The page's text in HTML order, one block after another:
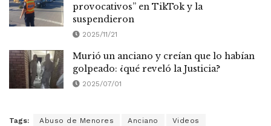
provocativos” en TikTok y la
suspendieron
2025/11/21
Murió un anciano y creían que lo habían
golpeado: ¿qué reveló la Justicia?
2025/07/01
Tags: Abuso de Menores Anciano Videos